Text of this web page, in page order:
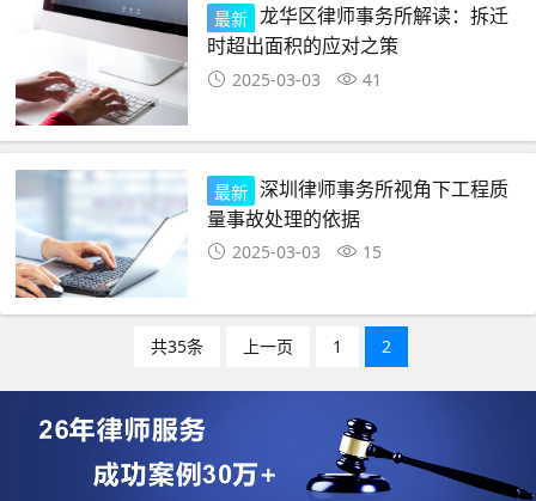
最新 龙华区律师事务所解读：拆迁
时超出面积的应对之策
2025-03-03 41
最新 深圳律师事务所视角下工程质
量事故处理的依据
2025-03-03 15
共35条 上一页 1 2